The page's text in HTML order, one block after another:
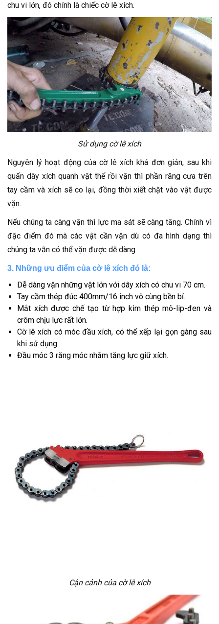
chu vi lớn, đó chính là chiếc cờ lê xích.
Sử dụng cờ lê xích
Nguyên lý hoạt động của cờ lê xích khá đơn giản, sau khi
quấn dây xích quanh vật thể rồi vặn thì phần răng cưa trên
tay cầm và xích sẽ co lại, đồng thời xiết chặt vào vật được
vặn.
Nếu chúng ta càng vặn thì lực ma sát sẽ càng tăng. Chính vì
đặc điểm đó mà các vật cần vặn dù có đa hình dạng thì
chúng ta vẫn có thể vặn được dễ dàng.
3. Những ưu điểm của cờ lê xích đó là:
Dễ dàng vặn những vật lớn với dây xích có chu vi 70 cm.
Tay cầm thép đúc 400mm/16 inch vô cùng bền bỉ.
Mắt xích được chế tạo từ hợp kim thép mô-lip-đen và
crôm chịu lực rất lớn.
Cờ lê xích có móc đầu xích, có thể xếp lại gọn gàng sau
khi sử dụng
Đầu móc 3 răng móc nhằm tăng lực giữ xích.
Cận cảnh của cờ lê xích